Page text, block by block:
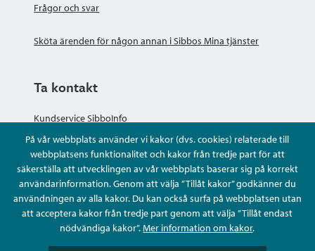
På vår webbplats använder vi kakor (dvs. cookies) relaterade till
webbplatsens funktionalitet och kakor från tredje part för att
säkerställa att utvecklingen av vår webbplats baserar sig på korrekt
användarinformation. Genom att välja ”Tillåt kakor” godkänner du
användningen av alla kakor. Du kan också surfa på webbplatsen utan
att acceptera kakor från tredje part genom att välja ”Tillåt endast
nödvändiga kakor”.Mer information om kakor.
Frågor och svar
Sköta ärenden för någon annan i Sibbos Mina tjänster
Ta kontakt
Kundservice SibboInfo
Ge anonym respons
Ställ en fråga eller sköta ditt ärende
Kontaktuppgifter